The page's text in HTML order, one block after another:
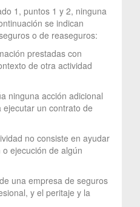
1, puntos 1 y 2, ninguna
se indican
o de reaseguros:
prestadas con
de otra actividad
ninguna acción adicional
un contrato de
no consiste en ayudar
ejecución de algún
una empresa de seguros
y el peritaje y la